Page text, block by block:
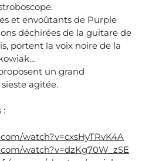
et envoûtants de Purple
déchirées de la guitare de
portent la voix noire de la
un grand
agitée.
:
watch?v=cxsHyTRvK4A
watch?v=dzKg70W_zSE